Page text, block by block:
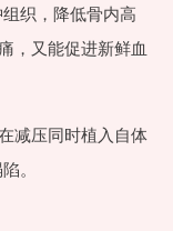
织，降低骨内高
，又能促进新鲜血
减压同时植入自体
。